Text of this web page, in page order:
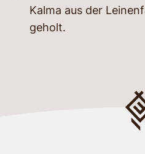
Kalma aus der
geholt.